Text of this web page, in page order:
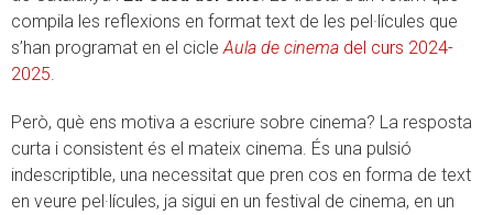
compila les reflexions en format text de les pel·lícules que
s’han programat en el cicle Aula de cinema del curs 2024-
2025
Però, què ens motiva a escriure sobre cinema? La resposta
curta i consistent és el mateix cinema. És una pulsió
indescriptible, una necessitat que pren cos en forma de text
en veure pel·lícules, ja sigui en un festival de cinema, en un